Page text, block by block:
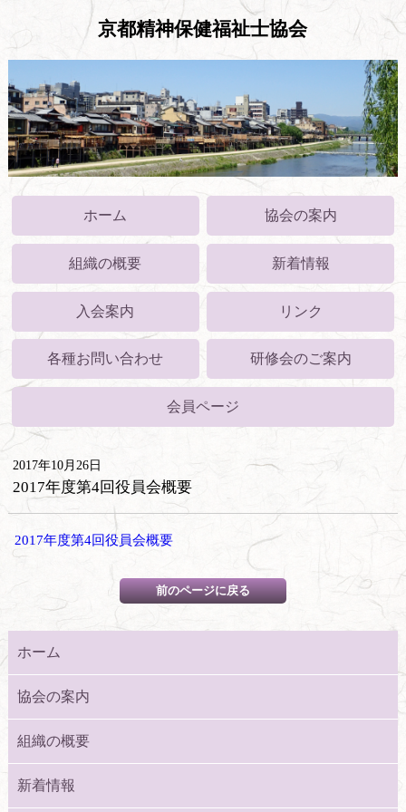
京都精神保健福祉士協会
ホーム 協会の案内
組織の概要 新着情報
入会案内 リンク
各種お問い合わせ 研修会のご案内
会員ページ
2017年10月26日
2017年度第4回役員会概要
2017年度第4回役員会概要
ホーム
協会の案内
組織の概要
新着情報